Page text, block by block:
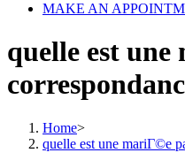
MAKE AN
quelle est
Home>
quelle est une mariГ©e